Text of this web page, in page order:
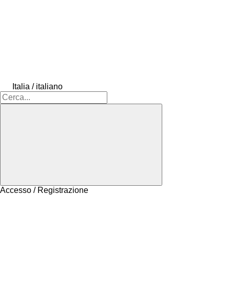
Italia / italiano
Accesso / Registrazione